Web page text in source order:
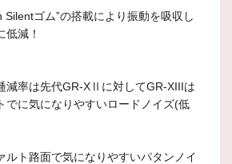
ゴム”の搭載により振動を吸収し
低減！
減率は先代GR-XⅡに対してGR-XIIIは
でに気になりやすいロードノイズ(低
ルト路面で気になりやすいパタンノイ